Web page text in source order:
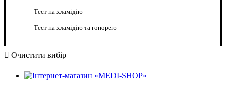
Тест на хламідію
Тест на хламідію та гонорею
Очистити вибір